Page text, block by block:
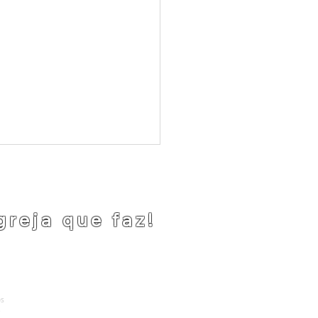
acolhimento e
que faz!